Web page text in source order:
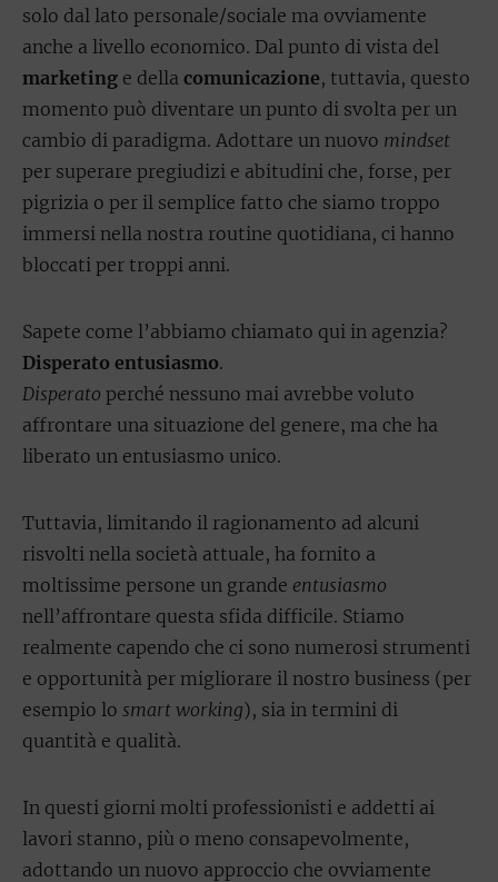
solo dal lato personale/sociale ma ovviamente
anche a livello economico. Dal punto di vista del
marketing e della comunicazione, tuttavia, questo
momento può diventare un punto di svolta per un
cambio di paradigma. Adottare un nuovo mindset
per superare pregiudizi e abitudini che, forse, per
pigrizia o per il semplice fatto che siamo troppo
immersi nella nostra routine quotidiana, ci hanno
bloccati per troppi anni.
Sapete come l’abbiamo chiamato qui in agenzia?
Disperato entusiasmo.
Disperato perché nessuno mai avrebbe voluto
affrontare una situazione del genere, ma che ha
liberato un entusiasmo unico.
Tuttavia, limitando il ragionamento ad alcuni
risvolti nella società attuale, ha fornito a
moltissime persone un grande entusiasmo
nell’affrontare questa sfida difficile. Stiamo
realmente capendo che ci sono numerosi strumenti
e opportunità per migliorare il nostro business (per
esempio lo smart working), sia in termini di
quantità e qualità.
In questi giorni molti professionisti e addetti ai
lavori stanno, più o meno consapevolmente,
adottando un nuovo approccio che ovviamente